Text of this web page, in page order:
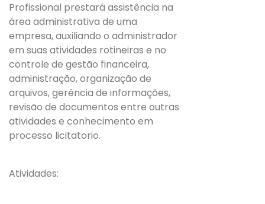
Profissional prestará assistência na
área administrativa de uma
empresa, auxiliando o administrador
em suas atividades rotineiras e no
controle de gestão financeira,
administração, organização de
arquivos, gerência de informações,
revisão de documentos entre outras
atividades e conhecimento em
processo licitatorio.
Atividades: